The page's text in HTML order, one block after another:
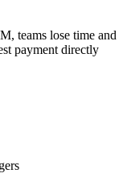
teams lose time and
payment directly